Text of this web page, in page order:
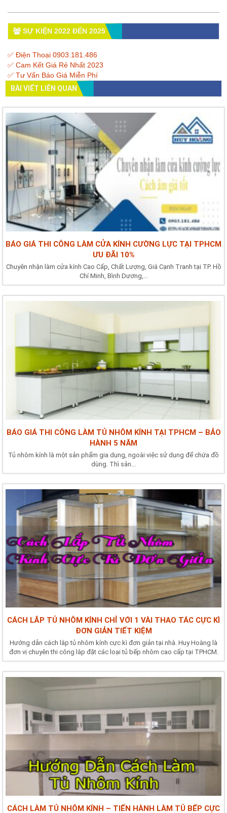
SỰ KIỆN 2022 ĐẾN 2025
✅ Điện Thoại 0903.181.486
✅ Cam Kết Giá Rẻ Nhất 2023
✅ Tư Vấn Báo Giá Miễn Phí
BÀI VIẾT LIÊN QUAN
BÁO GIÁ THI CÔNG LÀM CỬA KÍNH CƯỜNG LỰC TẠI TPHCM
ƯU ĐÃI 10%
Chuyên nhận làm cửa kính Cao Cấp, Chất Lượng, Giá Cạnh Tranh tại TP. Hồ
Chí Minh, Bình Dương,...
BÁO GIÁ THI CÔNG LÀM TỦ NHÔM KÍNH TẠI TPHCM – BẢO
HÀNH 5 NĂM
Tủ nhôm kính là một sản phẩm gia dụng, ngoài việc sử dụng để chứa đồ
dùng. Thì sản...
CÁCH LẮP TỦ NHÔM KÍNH CHỈ VỚI 1 VÀI THAO TÁC CỰC KÌ
ĐƠN GIẢN TIẾT KIỆM
Hướng dẫn cách lắp tủ nhôm kính cực kì đơn giản tại nhà. Huy Hoàng là
đơn vị chuyên thi công lắp đặt các loại tủ bếp nhôm cao cấp tại TPHCM.
CÁCH LÀM TỦ NHÔM KÍNH – TIẾN HÀNH LÀM TỦ BẾP CỰC